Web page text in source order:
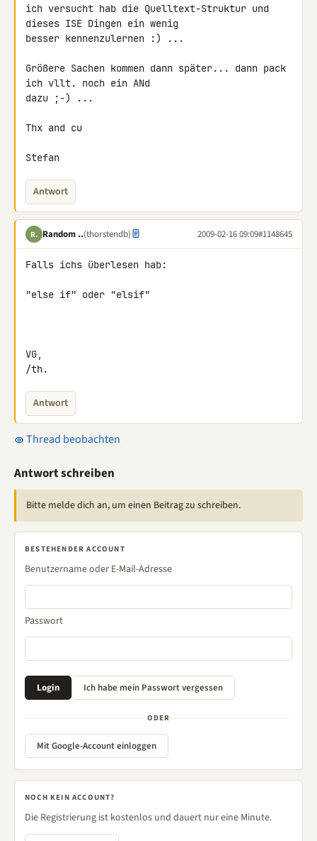
ich versucht hab die Quelltext-Struktur und
dieses ISE Dingen ein wenig
besser kennenzulernen :) ...
Größere Sachen kommen dann später... dann pack
ich vllt. noch ein ANd
dazu ;-) ...
Thx and cu
Stefan
Antwort
R. Random ..(thorstendb) 2009-02-16 09:09#1148645
Falls ichs überlesen hab:
"else if" oder "elsif"
VG,
/th.
Antwort
Thread beobachten
Antwort schreiben
Bitte melde dich an, um einen Beitrag zu schreiben.
BESTEHENDER ACCOUNT
Benutzername oder E-Mail-Adresse
Passwort
ODER
Mit Google-Account einloggen
NOCH KEIN ACCOUNT?
Die Registrierung ist kostenlos und dauert nur eine Minute.